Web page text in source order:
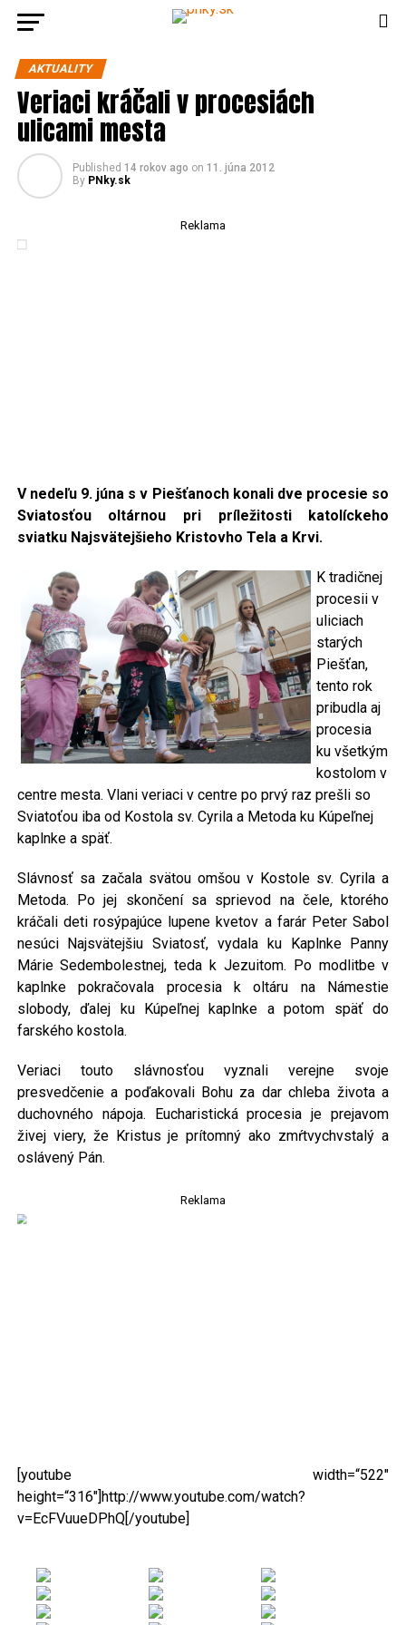
AKTUALITY
Veriaci kráčali v procesiách
ulicami mesta
Published 14 rokov ago on 11. júna 2012
By PNky.sk
Reklama
V nedeľu 9. júna s v Piešťanoch konali dve procesie so
Sviatosťou oltárnou pri príležitosti katolíckeho
sviatkuNajsvätejšieho Kristovho Tela a Krvi.
K tradičnej
procesii v
uliciach
starých
Piešťan,
tento rok
pribudla aj
procesia
ku všetkým
kostolom v
centre mesta. Vlani veriaci v centre po prvý raz prešli so
Sviatoťou iba od Kostola sv. Cyrila a Metoda ku Kúpeľnej
kaplnke a späť.
Slávnosť sa začala svätou omšou v Kostole sv. Cyrila a
Metoda. Po jej skončení sa sprievod na čele, ktorého
kráčali deti rosýpajúce lupene kvetov a farár Peter Sabol
nesúci Najsvätejšiu Sviatosť, vydala ku Kaplnke Panny
Márie Sedembolestnej, teda k Jezuitom. Po modlitbe v
kaplnke pokračovala procesia k oltáru na Námestie
slobody, ďalej ku Kúpeľnej kaplnke a potom späť do
farského kostola.
Veriaci touto slávnosťou vyznali verejne svoje
presvedčenie a poďakovali Bohu za dar chleba života a
duchovného nápoja. Eucharistická procesia je prejavom
živej viery, že Kristus je prítomný ako zmŕtvychvstalý a
oslávený Pán.
Reklama
[youtube width=“522″
height=“316″]http://www.youtube.com/watch?
v=EcFVuueDPhQ[/youtube]